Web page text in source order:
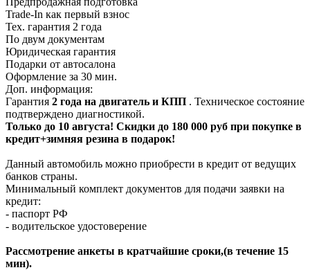
Trade-In как первый взнос
Тех. гарантия 2 года
По двум документам
Юридическая гарантия
Подарки от автосалона
Оформление за 30 мин.
Доп. информация:
Гарантия 2 года на двигатель и КПП . Техническое состояние
подтверждено диагностикой.
Только до 10 августа! Скидки до 180 000 руб при покупке в
кредит+зимняя резина в подарок!
Данный автомобиль можно приобрести в кредит от ведущих
банков страны.
Минимальный комплект документов для подачи заявки на
кредит:
- паспорт РФ
- водительское удостоверение
Рассмотрение анкеты в кратчайшие сроки,(в течение 15
мин).